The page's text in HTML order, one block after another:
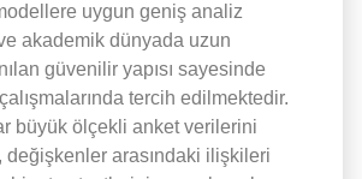
uygun geniş analiz
akademik dünyada uzun
güvenilir yapısı sayesinde
tercih edilmektedir.
büyük ölçekli anket verilerini
değişkenler arasındaki ilişkileri